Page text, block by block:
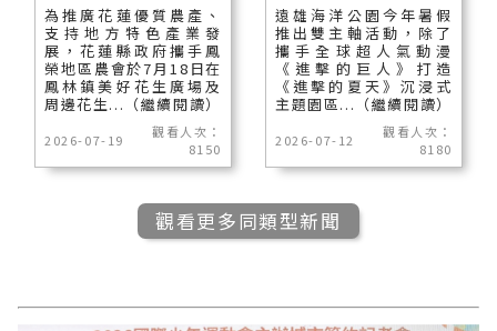
為推廣花蓮優質農產、
支持地方特色產業發
展，花蓮縣政府攜手鳳
榮地區農會於7月18日在
鳳林鎮美好花生廣場及
周邊花生...（繼續閱讀）
2026-07-19
觀看人次：
8150
遠雄海洋公園今年暑假
推出雙主軸活動，除了
攜手全球超人氣動漫
《進擊的巨人》打造
《進擊的夏天》沉浸式
主題園區...（繼續閱讀）
2026-07-12
觀看人次：
8180
觀看更多同類型新聞